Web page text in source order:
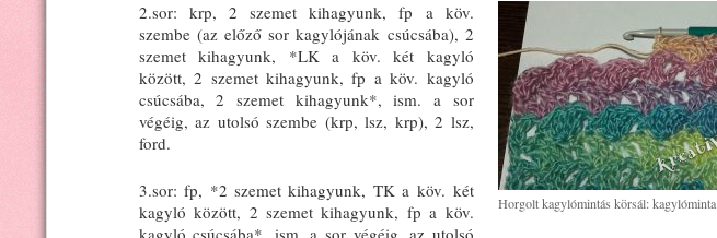
Horgolt kagylómintás körsál: kagylóminta
2.sor: krp, 2 szemet kihagyunk, fp a köv.
szembe (az előző sor kagylójának csúcsába), 2
szemet kihagyunk, *LK a köv. két kagyló
között, 2 szemet kihagyunk, fp a köv. kagyló
csúcsába, 2 szemet kihagyunk*, ism. a sor
végéig, az utolsó szembe (krp, lsz, krp), 2 lsz,
ford.
3.sor: fp, *2 szemet kihagyunk, TK a köv. két
kagyló között, 2 szemet kihagyunk, fp a köv.
kagyló csúcsába*, ism. a sor végéig, az utolsó